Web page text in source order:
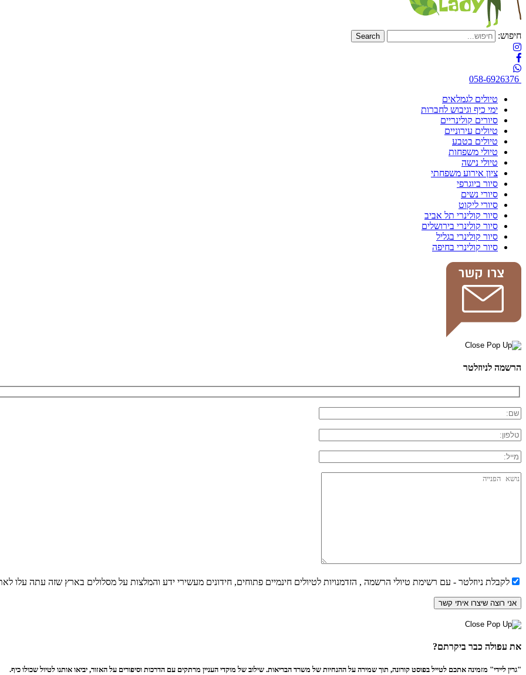
חיפוש:
058-6926376
טיולים לגמלאים
ימי כיף וגיבוש לחברות
סיורים קולינריים
טיולים עירוניים
טיולים בטבע
טיולי משפחות
טיולי נישה
ציון אירוע משפחתי
סיור ביוגרפי
סיורי נשים
סיורי ליקוט
סיור קולינרי תל אביב
סיור קולינרי בירושלים
סיור קולינרי בגליל
סיור קולינרי בחיפה
הרשמה לניוזלטר
לקבלת ניוזלטר - עם רשימת טיולי הרשמה , הזדמנויות לטיולים חינמיים פתוחים, חידונים מעשירי ידע והמלצות על מסלולים בארץ שזה עתה עלו
את עפולה כבר ביקרתם?
"גרין ליידי" מזמינה אתכם לטייל בפוסט קורונה, תוך שמירה על ההנחיות של משרד הבריאות. שילוב של מוקדי העניין מרתקים עם הדרכות וסיפורים על האזור, יביאו אותנו לטיול שכולו כיף.